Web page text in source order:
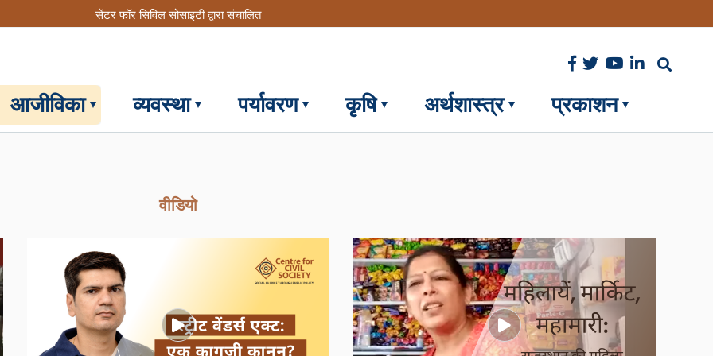
सेंटर फॉर सिविल सोसाइटी द्वारा संचालित
आजीविका व्यवस्था पर्यावरण कृषि अर्थशास्त्र प्रकाशन
वीडियो